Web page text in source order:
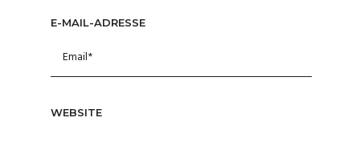
E-MAIL-ADRESSE
WEBSITE